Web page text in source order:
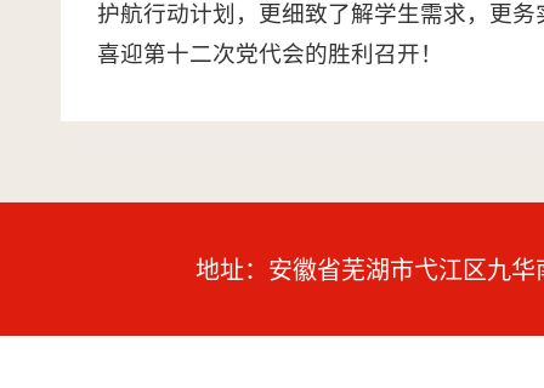
护航行动计划，更细致了解学生需求，更
喜迎第十二次党代会的胜利召开！
地址：安徽省芜湖市弋江